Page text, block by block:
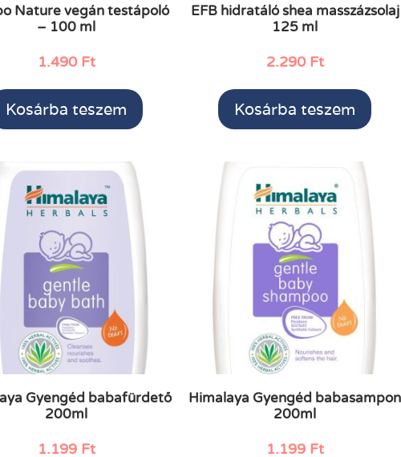
Nature vegán testápoló
– 100 ml
1.490 Ft
Kosárba teszem
EFB hidratáló shea masszázsolaj
125 ml
2.290 Ft
Kosárba teszem
Gyengéd babafürdető
200ml
1.199 Ft
Himalaya Gyengéd babasampon
200ml
1.199 Ft